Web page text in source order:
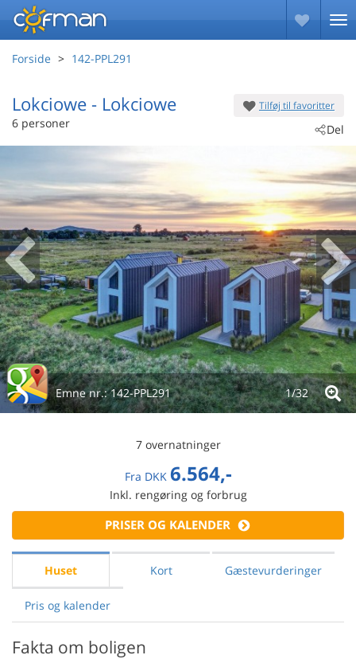
Forside 142-PPL291
Tilføj til favoritter
Del
Lokciowe - Lokciowe
6 personer
Emne nr.:142-PPL291 1/32
7 overnatninger
Fra DKK 6.564,-
Inkl. rengøring og forbrug
PRISER OG KALENDER
Huset Kort Gæstevurderinger
Pris og kalender
Fakta om boligen